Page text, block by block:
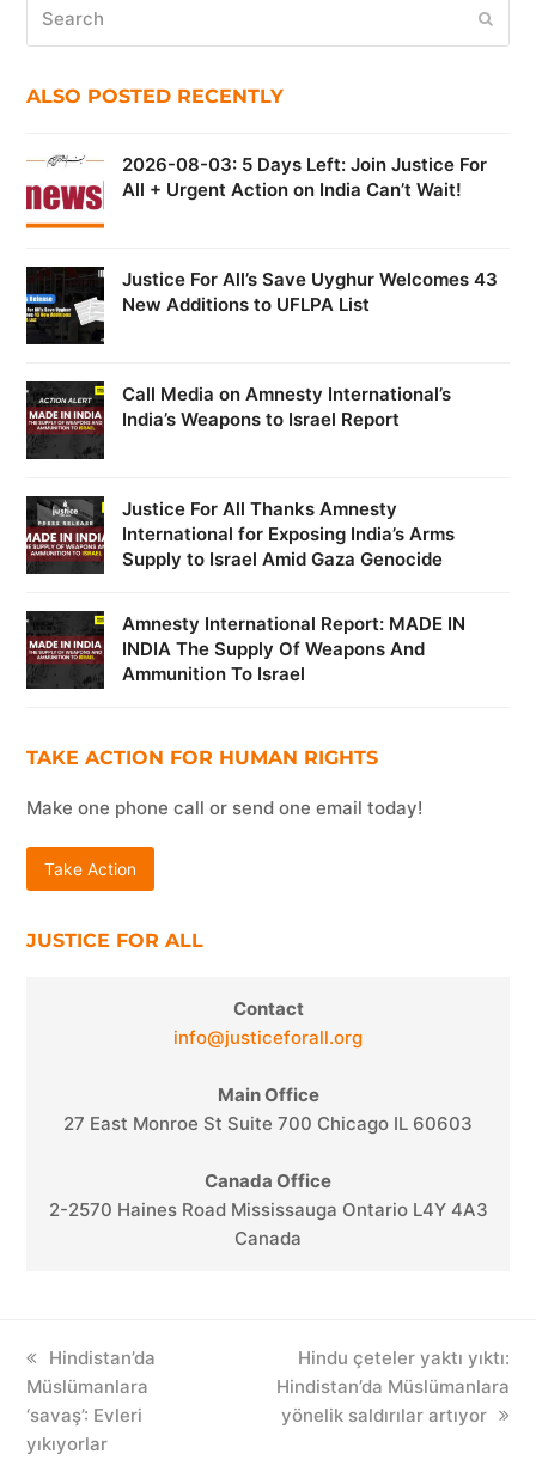
ALSO POSTED RECENTLY
2026-08-03: 5 Days Left: Join Justice For
All + Urgent Action on India Can’t Wait!
Justice For All’s Save Uyghur Welcomes 43
New Additions to UFLPA List
Call Media on Amnesty International’s
India’s Weapons to Israel Report
Justice For All Thanks Amnesty
International for Exposing India’s Arms
Supply to Israel Amid Gaza Genocide
Amnesty International Report: MADE IN
INDIA The Supply Of Weapons And
Ammunition To Israel
TAKE ACTION FOR HUMAN RIGHTS
Make one phone call or send one email today!
Take Action
JUSTICE FOR ALL
Contact
info@justiceforall.org
Main Office
27 East Monroe St Suite 700 Chicago IL 60603
Canada Office
2-2570 Haines Road Mississauga Ontario L4Y 4A3
Canada
previous
post:
Hindistan’da
Müslümanlara
‘savaş’: Evleri
yıkıyorlar
next
post:
Hindu çeteler yaktı yıktı:
Hindistan’da Müslümanlara
yönelik saldırılar artıyor